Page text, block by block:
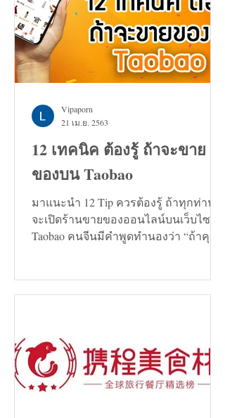
12 เทคนิค ต้องรู้ ถ้าจะขาย
ของบน Taobao
มาแนะนำ 12 Tip ควรต้องรู้ ถ้าทุกท่าน
จะเปิดร้านขายของออนไลน์บนเว็บไซต์
Taobao คนจีนมีคำพูดทำนองว่า “ถ้าคุณ
Vipaporn
21 เม.ย. 2563